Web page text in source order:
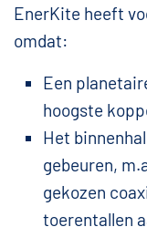
EnerKite heeft
omdat:
Een
hoogste
Het
gebeuren,
gekozen
toerentallen